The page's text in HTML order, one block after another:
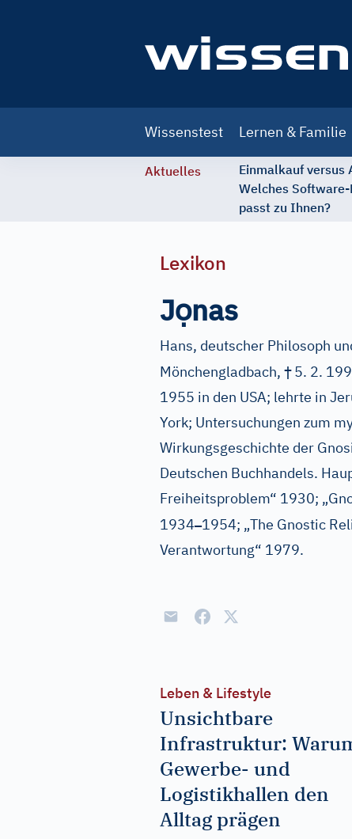
navigation
Wissenstest Lernen & Familie
Aktuelles
Einmalkauf versus
Welches
passt zu Ihnen?
Lexikon
Jọnas
Hans, deutscher Philosoph
Mönchengladbach, †5. 2.
1955 in den USA; lehrte in
York; Untersuchungen zum
Wirkungsgeschichte der
Deutschen Buchhandels.
Freiheitsproblem“ 1930;
1934–1954; „The Gnostic
Verantwortung“ 1979.
Leben & Lifestyle
Unsichtbare
Infrastruktur:
Gewerbe- und
Logistikhallen den
Alltag prägen